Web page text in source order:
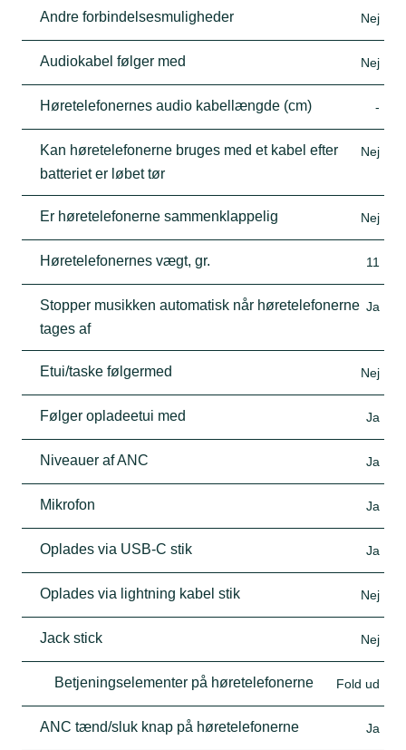
Andre forbindelsesmuligheder Nej
Audiokabel følger med Nej
Høretelefonernes audio kabellængde (cm) -
Kan høretelefonerne bruges med et kabel efter
batteriet er løbet tør
Nej
Er høretelefonerne sammenklappelig Nej
Høretelefonernes vægt, gr. 11
Stopper musikken automatisk når høretelefonerne
tages af
Ja
Etui/taske følgermed Nej
Følger opladeetui med Ja
Niveauer af ANC Ja
Mikrofon Ja
Oplades via USB-C stik Ja
Oplades via lightning kabel stik Nej
Jack stick Nej
Betjeningselementer på høretelefonerne Fold ud
ANC tænd/sluk knap på høretelefonerne Ja